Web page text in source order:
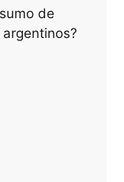
de